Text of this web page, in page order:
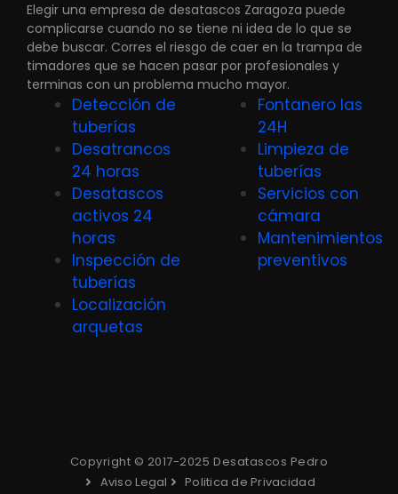
Elegir una empresa de desatascos Zaragoza puede
complicarse cuando no se tiene ni idea de lo que se
debe buscar. Corres el riesgo de caer en la trampa de
timadores que se hacen pasar por profesionales y
terminas con un problema mucho mayor.
Detección de
tuberías
Desatrancos
24 horas
Desatascos
activos 24
horas
Inspección de
tuberías
Localización
arquetas
Fontanero las
24H
Limpieza de
tuberías
Servicios con
cámara
Mantenimientos
preventivos
Copyright © 2017-2025 Desatascos Pedro
Aviso Legal
Politica de Privacidad